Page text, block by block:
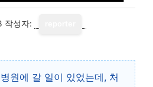
작성자:
원에 갈 일이 있었는데, 처